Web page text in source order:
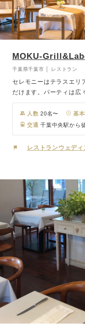
MOKU-
千葉県千葉市 │ レストラン
セレモニーはテラスエリ
だけます。パーティは広
感じられるナチュラルな
間。二次会や立食パーテ
可能。ぜひ、大切な家族
で過ごすかのようなプラ
て、カジュアルな雰囲気
人数 20名〜 基
交通 千葉中央駅から
レストランウェデ